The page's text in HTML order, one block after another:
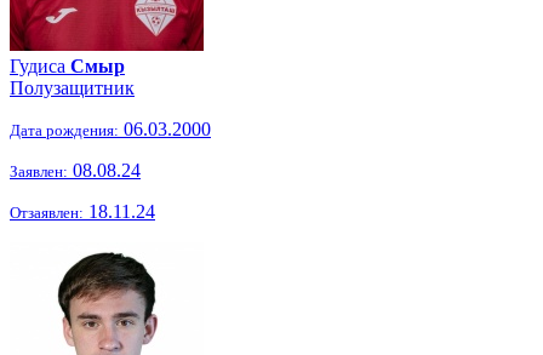
Гудиса Смыр
Полузащитник
Дата рождения: 06.03.2000
Заявлен: 08.08.24
Отзаявлен: 18.11.24